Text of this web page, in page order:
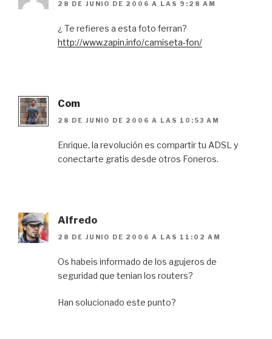
28 DE JUNIO DE 2006 A LAS 9:28 AM
¿ Te refieres a esta foto ferran?
http://www.zapin.info/camiseta-fon/
Com
28 DE JUNIO DE 2006 A LAS 10:53 AM
Enrique, la revolución es compartir tu ADSL y
conectarte gratis desde otros Foneros.
Alfredo
28 DE JUNIO DE 2006 A LAS 11:02 AM
Os habeis informado de los agujeros de
seguridad que tenian los routers?
Han solucionado este punto?